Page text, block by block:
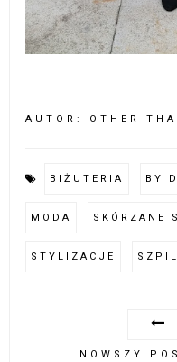
AUTOR: OTHER
BIŻUTERIA BY
MODA SKÓRZANE
STYLIZACJE
NOWSZY